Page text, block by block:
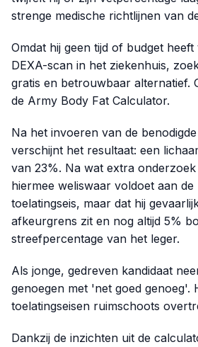
strenge medische richtlijnen van
Omdat hij geen tijd of budget
DEXA-scan in het ziekenhuis,
gratis en betrouwbaar alternatief.
de Army Body Fat Calculator.
Na het invoeren van de
verschijnt het resultaat: een
van 23%. Na wat extra
hiermee weliswaar voldoet aan de
toelatingseis, maar dat hij
afkeurgrens zit en nog altijd 5%
streefpercentage van het leger.
Als jonge, gedreven kandidaat
genoegen met 'net goed genoeg'.
toelatingseisen ruimschoots
Dankzij de inzichten uit de